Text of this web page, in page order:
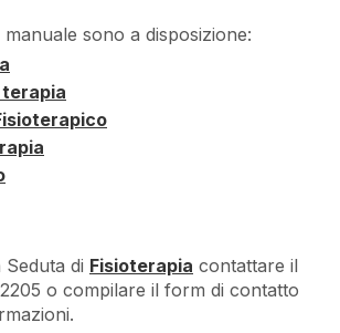
sono a disposizione:
di Fisioterapia contattare il
o compilare il form di contatto